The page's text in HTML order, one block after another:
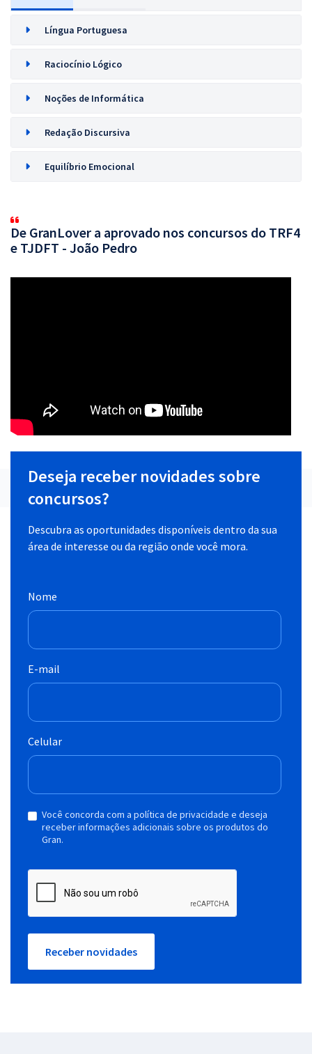
Língua Portuguesa
Raciocínio Lógico
Noções de Informática
Redação Discursiva
Equilíbrio Emocional
De GranLover a aprovado nos concursos do TRF4
e TJDFT - João Pedro
Deseja receber novidades sobre
concursos?
Descubra as oportunidades disponíveis dentro da sua
área de interesse ou da região onde você mora.
Nome
E-mail
Celular
Você concorda com a política de privacidade e deseja
receber informações adicionais sobre os produtos do
Gran.
Receber novidades